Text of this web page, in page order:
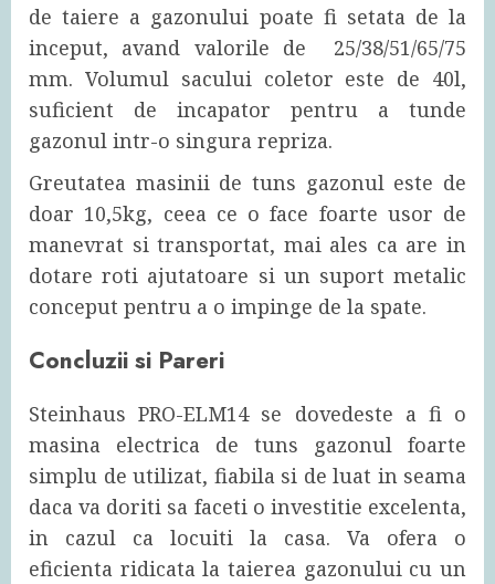
de taiere a gazonului poate fi setata de la
inceput, avand valorile de 25/38/51/65/75
mm. Volumul sacului coletor este de 40l,
suficient de incapator pentru a tunde
gazonul intr-o singura repriza.
Greutatea masinii de tuns gazonul este de
doar 10,5kg, ceea ce o face foarte usor de
manevrat si transportat, mai ales ca are in
dotare roti ajutatoare si un suport metalic
conceput pentru a o impinge de la spate.
Concluzii si Pareri
Steinhaus PRO-ELM14 se dovedeste a fi o
masina electrica de tuns gazonul foarte
simplu de utilizat, fiabila si de luat in seama
daca va doriti sa faceti o investitie excelenta,
in cazul ca locuiti la casa. Va ofera o
eficienta ridicata la taierea gazonului cu un